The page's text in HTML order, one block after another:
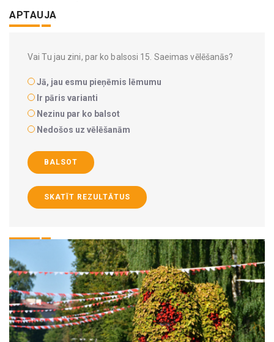
APTAUJA
Vai Tu jau zini, par ko balsosi 15. Saeimas vēlēšanās?
Jā, jau esmu pieņēmis lēmumu
Ir pāris varianti
Nezinu par ko balsot
Nedošos uz vēlēšanām
BALSOT
SKATĪT REZULTĀTUS